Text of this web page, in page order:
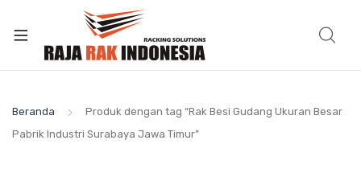
Beranda
Produk dengan tag “Rak Besi Gudang Ukuran Besar
Pabrik Industri Surabaya Jawa Timur”